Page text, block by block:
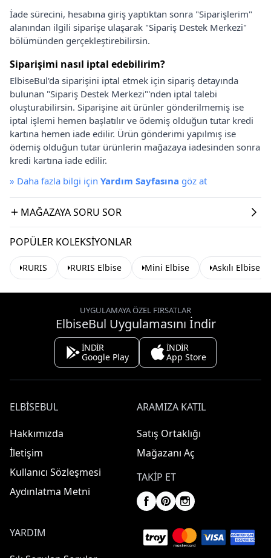
İade sürecini, hesabına giriş yaptıktan sonra "Siparişlerim"
alanından ilgili siparişe ulaşarak "Sipariş Destek Merkezi"
bölümünden gerçekleştirebilirsin.
Siparişimi nasıl iptal edebilirim?
ElbiseBul'da siparişini iptal etmek için sipariş detayında
bulunan "Sipariş Destek Merkezi"'nden iptal talebi
oluşturabilirsin. Siparişine ait ürünler gönderilmemiş ise
iptal işlemi hemen başlatılır ve ödemiş olduğun tutar kredi
kartına hemen iade edilir. Ürün gönderimi yapılmış ise
ödemiş olduğun tutar ürünlerin mağazaya iadesinden sonra
kredi kartına iade edilir.
» Daha fazla bilgi için Yardım Sayfasına göz at
MAĞAZAYA SORU SOR
POPÜLER KOLEKSIYONLAR
RURIS RURIS Elbise Mini Elbise Askılı Elbise
UYGULAMAYA ÖZEL FIRSATLAR
ElbiseBul Uygulamasını İndir
İNDİR
Google Play
İNDİR
App Store
ELBISEBUL
Hakkımızda
İletişim
Kullanıcı Sözleşmesi
Aydınlatma Metni
ARAMIZA KATIL
Satış Ortaklığı
Mağazanı Aç
TAKIP ET
YARDIM